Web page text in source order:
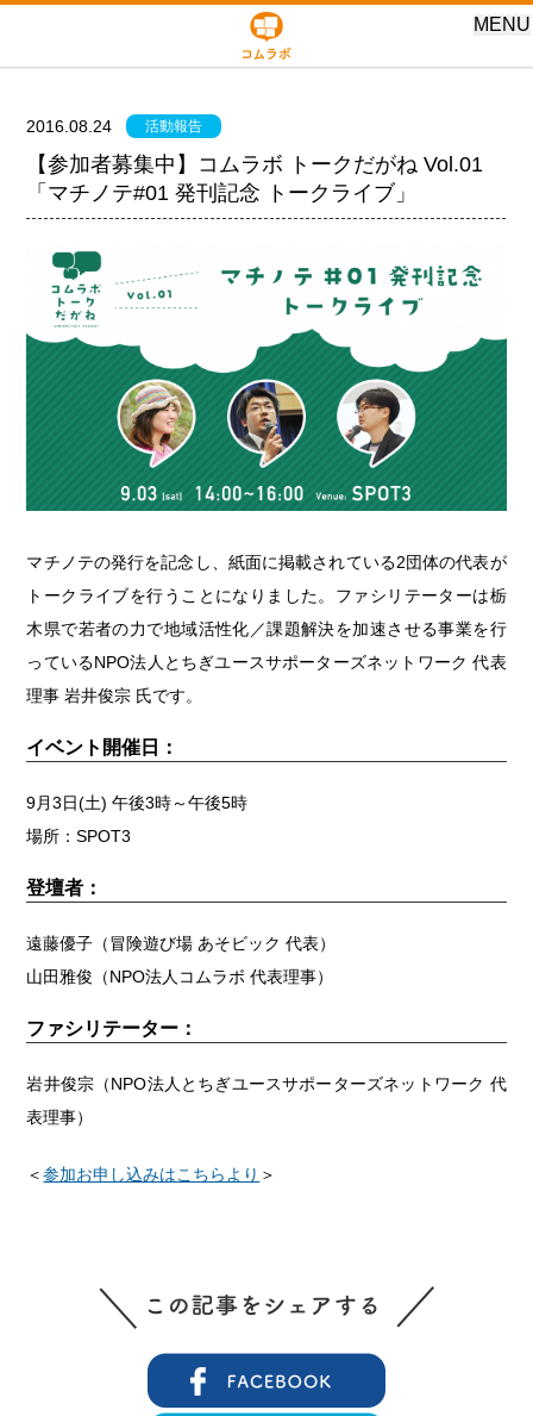
MENU
2016.08.24 活動報告
【参加者募集中】コムラボ トークだがね Vol.01
「マチノテ#01 発刊記念 トークライブ」
マチノテの発行を記念し、紙面に掲載されている2団体の代表が
トークライブを行うことになりました。ファシリテーターは栃
木県で若者の力で地域活性化／課題解決を加速させる事業を行
っているNPO法人とちぎユースサポーターズネットワーク 代表
理事 岩井俊宗 氏です。
イベント開催日：
9月3日(土) 午後3時～午後5時
場所：SPOT3
登壇者：
遠藤優子（冒険遊び場 あそビック 代表）
山田雅俊（NPO法人コムラボ 代表理事）
ファシリテーター：
岩井俊宗（NPO法人とちぎユースサポーターズネットワーク 代
表理事）
＜参加お申し込みはこちらより ＞